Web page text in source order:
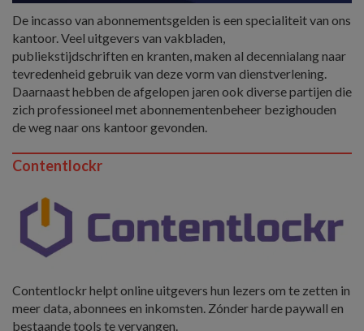
De incasso van abonnementsgelden is een specialiteit van ons
kantoor. Veel uitgevers van vakbladen,
publiekstijdschriften en kranten, maken al decennialang naar
tevredenheid gebruik van deze vorm van dienstverlening.
Daarnaast hebben de afgelopen jaren ook diverse partijen die
zich professioneel met abonnementenbeheer bezighouden
de weg naar ons kantoor gevonden.
Contentlockr
Contentlockr helpt online uitgevers hun lezers om te zetten in
meer data, abonnees en inkomsten. Zónder harde paywall en
bestaande tools te vervangen.